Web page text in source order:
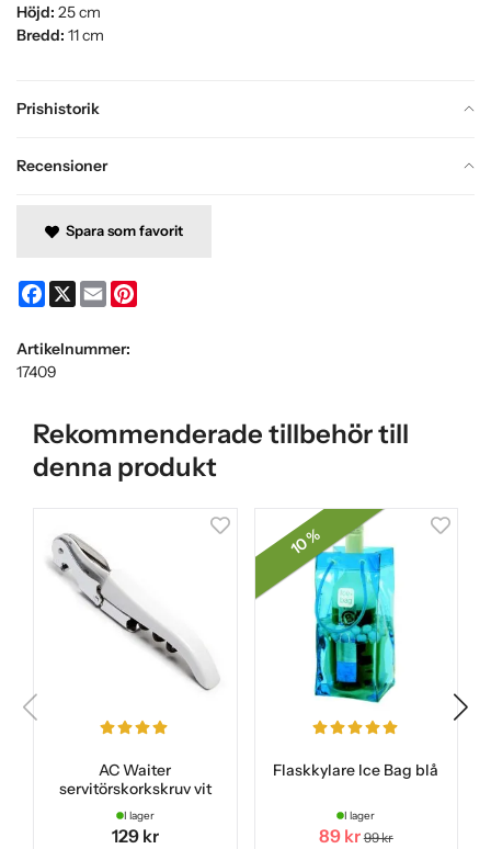
Prishistorik
Recensioner
Höjd: 25 cm
Bredd: 11 cm
Spara som favorit
Facebook
X Email
Artikelnummer:
17409
Rekommenderade tillbehör till
denna produkt
AC Waiter
servitörskorkskruv vit
I lager
129 kr
10 %
Flaskkylare Ice Bag blå
I lager
89 kr 99 kr